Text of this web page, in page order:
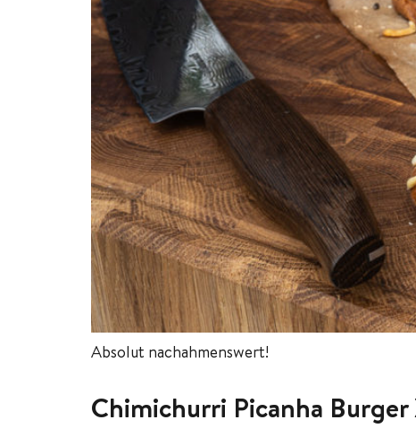
Absolut nachahmenswert!
Chimichurri Picanha Burger